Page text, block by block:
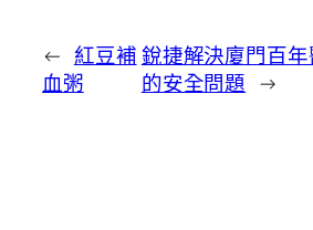
← 紅豆補
血粥
銳捷解決廈門百
的安全問題 →